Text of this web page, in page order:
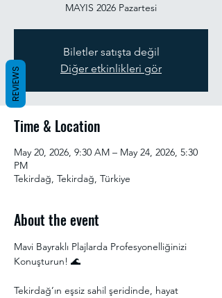
MAYIS 2026 Pazartesi
Biletler satışta değil
Diğer etkinlikleri gör
Time & Location
May 20, 2026, 9:30 AM – May 24, 2026, 5:30
PM
Tekirdağ, Tekirdağ, Türkiye
About the event
Mavi Bayraklı Plajlarda Profesyonelliğinizi
Konuşturun! 🌊
Tekirdağ’ın eşsiz sahil şeridinde, hayat
REVIEWS